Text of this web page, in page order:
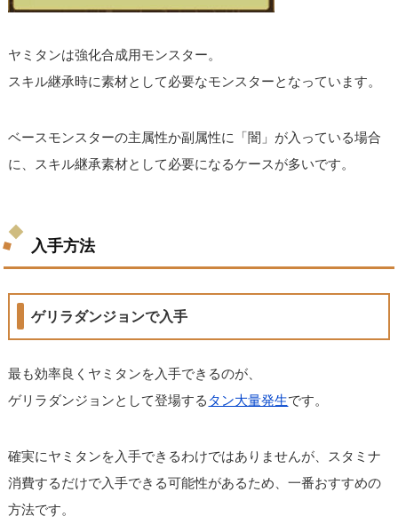
ヤミタンは強化合成用モンスター。
スキル継承時に素材として必要なモンスターとなっています。
ベースモンスターの主属性か副属性に「闇」が入っている場合
に、スキル継承素材として必要になるケースが多いです。
入手方法
ゲリラダンジョンで入手
最も効率良くヤミタンを入手できるのが、
ゲリラダンジョンとして登場する タン大量発生です。
確実にヤミタンを入手できるわけではありませんが、スタミナ
消費するだけで入手できる可能性があるため、一番おすすめの
方法です。